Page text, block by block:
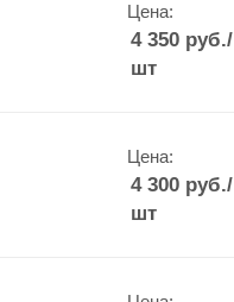
Цена:
4 350руб./
шт
Цена:
4 300руб./
шт